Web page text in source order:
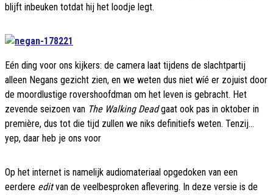
blijft inbeuken totdat hij het loodje legt.
Eén ding voor ons kijkers: de camera laat tijdens de slachtpartij
alleen Negans gezicht zien, en we weten dus niet wíé er zojuist door
de moordlustige rovershoofdman om het leven is gebracht. Het
zevende seizoen van The Walking Deadgaat ook pas in oktober in
première, dus tot die tijd zullen we niks definitiefs weten. Tenzij...
yep, daar heb je ons voor
Op het internet is namelijk audiomateriaal opgedoken van een
eerdere editvan de veelbesproken aflevering. In deze versie is de